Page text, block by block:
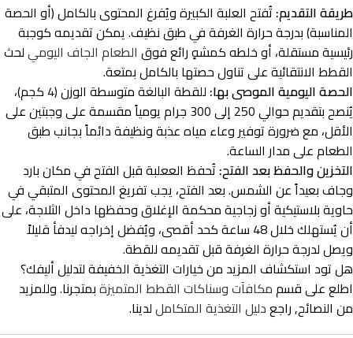
طريقة التقديم: تُفتح العلبة الكبيرة ويُفرغ المحتوى بالكامل (أو الحصة
المناسبة) بدرجة حرارة الغرفة في طبق نظيف. يمكن تقديمه كوجبة
رئيسية مستقلة، أو خلطه كمشهٍ رائع فوق الطعام الجاف اليوميلحث
القطط الانتقائية على تناول حصتها بالكامل بمتعة.
الحصة اليومية الموصى بها:
للقطة البالغة متوسطة الوزن (4 كجم)،
يُنصح بتقديم حوالي 250 إلى 300 جرام يومياً مقسمة على وجبتين على
الأقل، مع ضرورة توفير وعاء مياه عذبة ونظيفة دائماً بجانب طبق
الطعام على مدار الساعة.
التخزين والحفظ بعد الفتح: تُحفظ الععلبة قبل الفتح في مكان بارد
وجاف بعيداً عن الشمس. بعد الفتح، يجب تفريغ المحتوى المتبقي في
حاوية بلاستيكية أو زجاجية محكمة الإغلاق وحفظها داخل الثلاجة، على
أن يُستهلك خلال 48 ساعة كحد أقصى، ويُفضل إخراجه ليدفأ قليلاً
ويصل لدرجة حرارة الغرفة قبل تقديمه للقطة.
هل تود استكشاف المزيد من خيارات التغذية الخفيفة لتدليل أليفك؟
اطلع على قسممكافآت وسناكات القطط المتميزةبمتجرنا. وللمزيد
من النصائح, راجعدليل التغذية المتكامللدينا.